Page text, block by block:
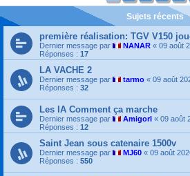
Sujets récents
première réalisation: TGV V150
Dernier message par NANAR « 09 août
Réponses : 17
LA VACHE 2
Dernier message par tarmo « 09 août
Réponses : 32
Les IA Comment ça marche
Dernier message par Amigorl « 09 août
Réponses : 12
Saint Jean sous catenaire 1500v
Dernier message par MJ60 « 09 août
Réponses : 550